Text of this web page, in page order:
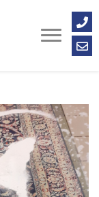
+48
535
163